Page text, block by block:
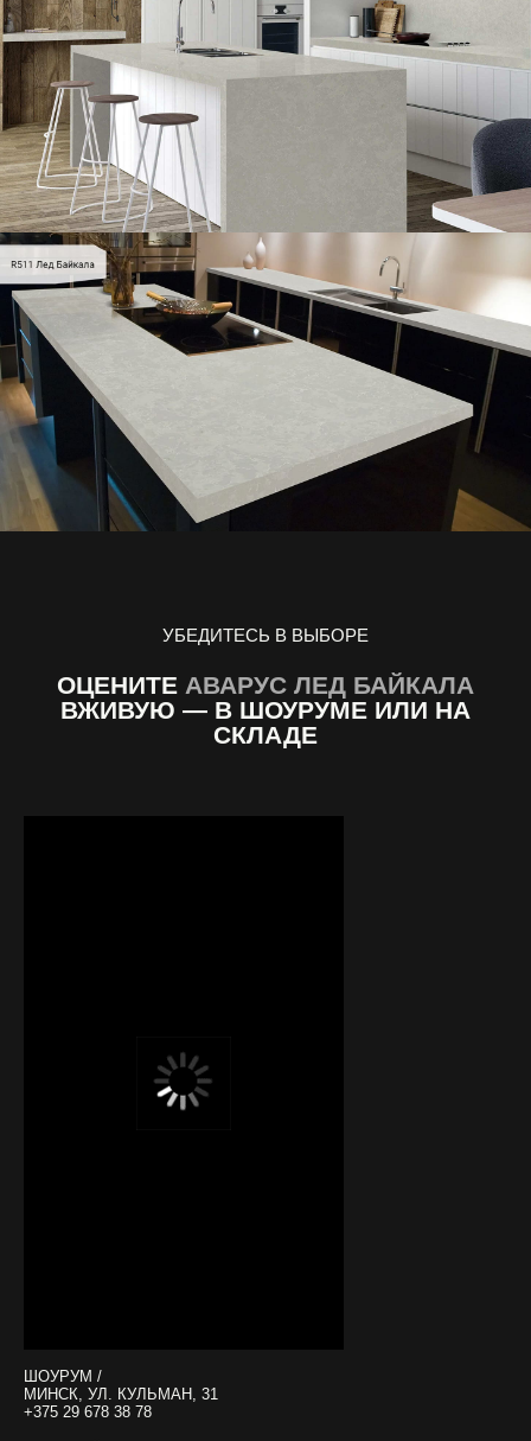
ОЦЕНИТЕ АВАРУС ЛЕД БАЙКАЛА
ВЖИВУЮ — В ШОУРУМЕ ИЛИ НА
СКЛАДЕ
УБЕДИТЕСЬ В ВЫБОРЕ
ШОУРУМ /
МИНСК, УЛ. КУЛЬМАН, 31
+375 29 678 38 78